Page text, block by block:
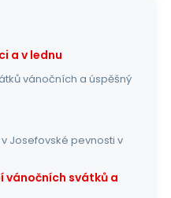
a v lednu
vánočních a úspěšný
Josefovské pevnosti v
svátků a